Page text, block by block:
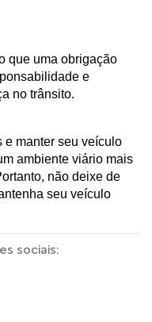
que uma obrigação
e
no trânsito.
e manter seu veículo
ambiente viário mais
não deixe de
seu veículo
sociais: